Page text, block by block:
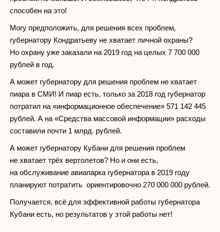
способен на это!
Могу предположить, для решения всех проблем,
губернатору Кондратьеву не хватает личной охраны?
Но охрану уже заказали на 2019 год на целых 7 700 000
рублей в год.
А может губернатору для решения проблем не хватает
пиара в СМИ! И пиар есть, только за 2018 год губернатор
потратил на «информационное обеспечение» 571 142 445
рублей. А на «Средства массовой информации» расходы
составили почти 1 млрд. рублей.
А может губернатору Кубани для решения проблем
не хватает трёх вертолетов? Но и они есть,
на обслуживание авиапарка губернатора в 2019 году
планируют потратить ориентировочно 270 000 000 рублей.
Получается, всё для эффективной работы губернатора
Кубани есть, но результатов у этой работы нет!